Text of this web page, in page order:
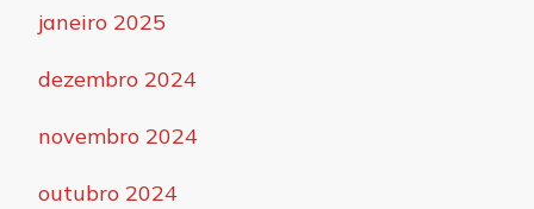
janeiro 2025
dezembro 2024
novembro 2024
outubro 2024